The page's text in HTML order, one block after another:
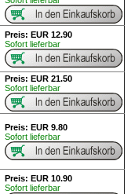
Preis: EUR 12.90
Sofort lieferbar
Preis: EUR 21.50
Sofort lieferbar
Preis: EUR 9.80
Sofort lieferbar
Preis: EUR 10.90
Sofort lieferbar